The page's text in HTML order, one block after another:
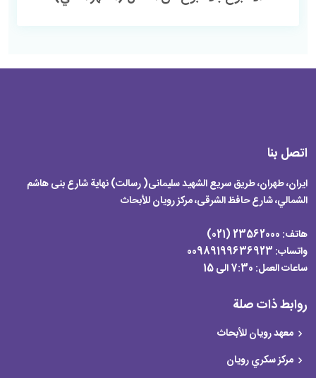
اتصل بنا
ایران، طهران، طریق سریع الشهید سلیمانی( رسالت) نهایة شارع بنی هاشم
الشمالي، شارع حافظ الشرقی، مرکز رویان للأبحاث
هاتف:
واتساب: 00989199636923
ساعات العمل:
روابط ذات صلة
معهد رويان للأبحاث
مركز سكري رویان